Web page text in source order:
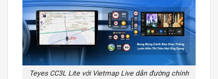
Teyes CC3L Lite với Vietmap Live dẫn đường chính